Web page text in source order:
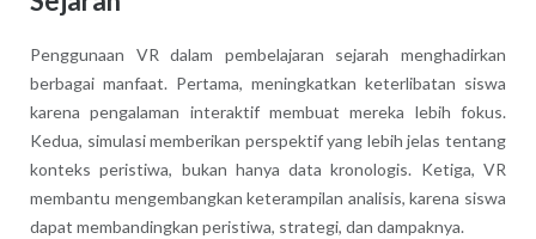
Penggunaan VR dalam pembelajaran sejarah menghadirkan
berbagai manfaat. Pertama, meningkatkan keterlibatan siswa
karena pengalaman interaktif membuat mereka lebih fokus.
Kedua, simulasi memberikan perspektif yang lebih jelas tentang
konteks peristiwa, bukan hanya data kronologis. Ketiga, VR
membantu mengembangkan keterampilan analisis, karena siswa
dapat membandingkan peristiwa, strategi, dan dampaknya.